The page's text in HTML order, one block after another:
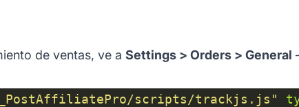
de ventas, ve a Settings > Orders > General
scripts/trackjs.js"